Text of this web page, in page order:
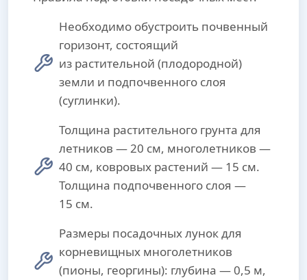
Необходимо обустроить почвенный
горизонт, состоящий
из растительной (плодородной)
земли и подпочвенного слоя
(суглинки).
Толщина растительного грунта для
летников — 20 см, многолетников —
40 см, ковровых растений — 15 см.
Толщина подпочвенного слоя —
15 см.
Размеры посадочных лунок для
корневищных многолетников
(пионы, георгины): глубина — 0,5 м,